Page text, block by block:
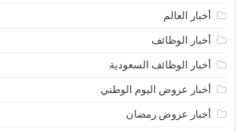
أخبار العالم
أخبار الوظائف
أخبار الوظائف السعودية
أخبار عروض اليوم الوطني
أخبار عروض رمضان